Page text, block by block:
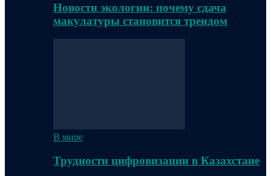
Новости экологии: почему сдача
макулатуры становится трендом
В мире
Трудности цифровизации в Казахстане